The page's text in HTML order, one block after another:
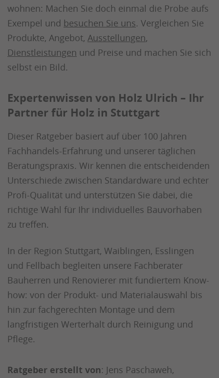
wohnen: Machen Sie doch einmal die Probe aufs
Exempel und besuchen Sie uns. Vergleichen Sie
Produkte, Angebot, Ausstellungen,
Dienstleistungen und Preise und machen Sie sich
selbst ein Bild.
Expertenwissen von Holz Ulrich – Ihr
Partner für Holz in Stuttgart
Dieser Ratgeber basiert auf über 100 Jahren
Fachhandels-Erfahrung und unserer täglichen
Beratungspraxis. Wir kennen die entscheidenden
Unterschiede zwischen Standardware und echter
Profi-Qualität und unterstützen Sie dabei, die
richtige Wahl für Ihr individuelles Bauvorhaben
zu treffen.
In der Region Stuttgart, Waiblingen, Esslingen
und Fellbach begleiten unsere Fachberater
Bauherren und Renovierer mit fundiertem Know-
how: von der Produkt- und Materialauswahl bis
hin zur fachgerechten Montage und dem
langfristigen Werterhalt durch Reinigung und
Pflege.
Ratgeber erstellt von: Jens Paschaweh,